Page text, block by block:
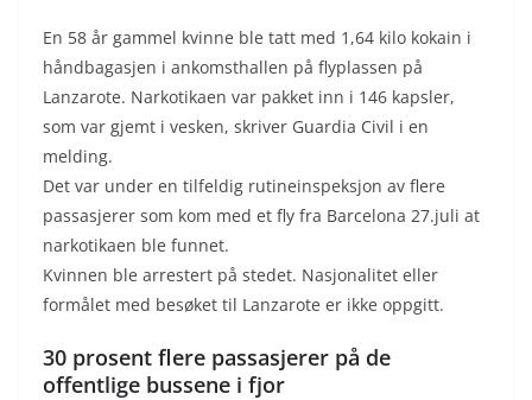
En 58 år gammel kvinne ble tatt med 1,64 kilo kokain i
håndbagasjen i ankomsthallen på flyplassen på
Lanzarote. Narkotikaen var pakket inn i 146 kapsler,
som var gjemt i vesken, skriver Guardia Civil i en
melding.
Det var under en tilfeldig rutineinspeksjon av flere
passasjerer som kom med et fly fra Barcelona 27.juli at
narkotikaen ble funnet.
Kvinnen ble arrestert på stedet. Nasjonalitet eller
formålet med besøket til Lanzarote er ikke oppgitt.
30 prosent flere passasjerer på de
offentlige bussene i fjor